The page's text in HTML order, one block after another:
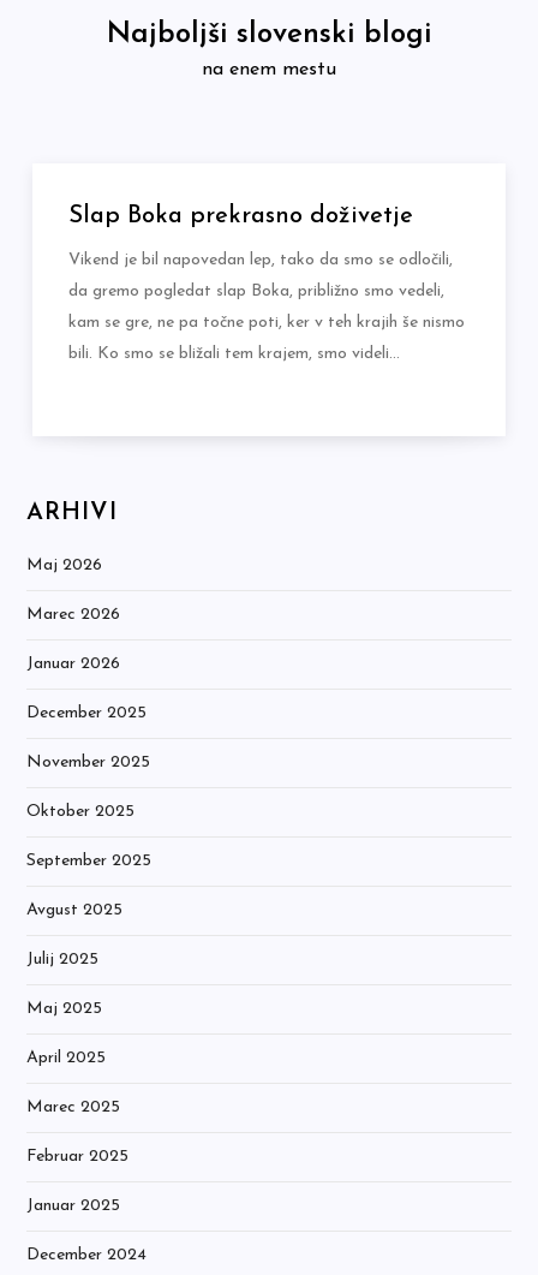
Najboljši slovenski blogi
na enem mestu
Slap Boka prekrasno doživetje
Vikend je bil napovedan lep, tako da smo se odločili,
da gremo pogledat slap Boka, približno smo vedeli,
kam se gre, ne pa točne poti, ker v teh krajih še nismo
bili. Ko smo se bližali tem krajem, smo videli…
ARHIVI
Maj 2026
Marec 2026
Januar 2026
December 2025
November 2025
Oktober 2025
September 2025
Avgust 2025
Julij 2025
Maj 2025
April 2025
Marec 2025
Februar 2025
Januar 2025
December 2024